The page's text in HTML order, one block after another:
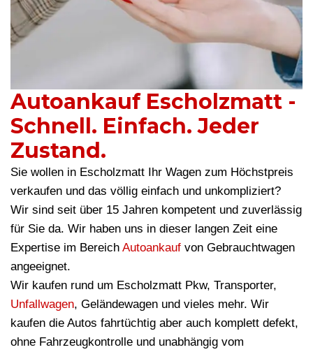
Autoankauf Escholzmatt -
Schnell. Einfach. Jeder
Zustand.
Sie wollen in Escholzmatt Ihr Wagen zum Höchstpreis
verkaufen und das völlig einfach und unkompliziert?
Wir sind seit über 15 Jahren kompetent und zuverlässig
für Sie da. Wir haben uns in dieser langen Zeit eine
Expertise im Bereich Autoankauf von Gebrauchtwagen
angeeignet.
Wir kaufen rund um Escholzmatt Pkw, Transporter,
Unfallwagen, Geländewagen und vieles mehr. Wir
kaufen die Autos fahrtüchtig aber auch komplett defekt,
ohne Fahrzeugkontrolle und unabhängig vom